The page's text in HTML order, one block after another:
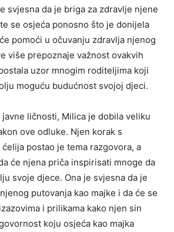
svjesna da je briga za zdravlje njene
se osjeća ponosno što je donijela
pomoći u očuvanju zdravlja njenog
više prepoznaje važnost ovakvih
uzor mnogim roditeljima koji
moguću budućnost svojoj djeci.
ličnosti, Milica je dobila veliku
ove odluke. Njen korak s
postao je tema razgovora, a
će njena priča inspirisati mnoge da
svoje djece. Ona je svjesna da je
putovanja kao majke i da će se
i prilikama kako njen sin
koju osjeća kao majka